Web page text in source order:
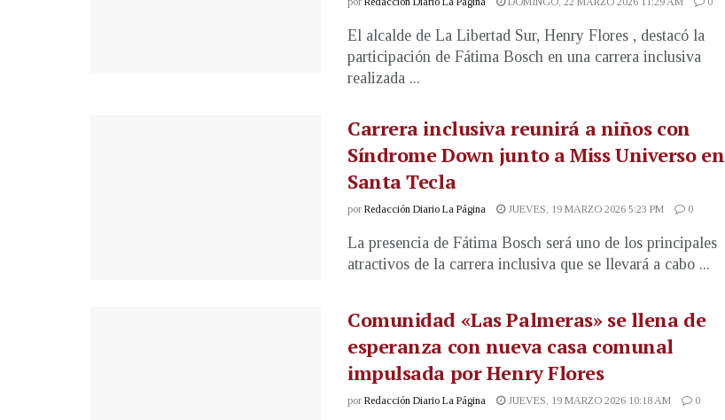
El alcalde de La Libertad Sur, Henry Flores , destacó la
participación de Fátima Bosch en una carrera inclusiva
realizada ...
Carrera inclusiva reunirá a niños con
Síndrome Down junto a Miss Universo en
Santa Tecla
por Redacción Diario La Página JUEVES, 19 MARZO 2026 5:23 PM 0
La presencia de Fátima Bosch será uno de los principales
atractivos de la carrera inclusiva que se llevará a cabo ...
Comunidad «Las Palmeras» se llena de
esperanza con nueva casa comunal
impulsada por Henry Flores
por Redacción Diario La Página JUEVES, 19 MARZO 2026 10:18 AM 0